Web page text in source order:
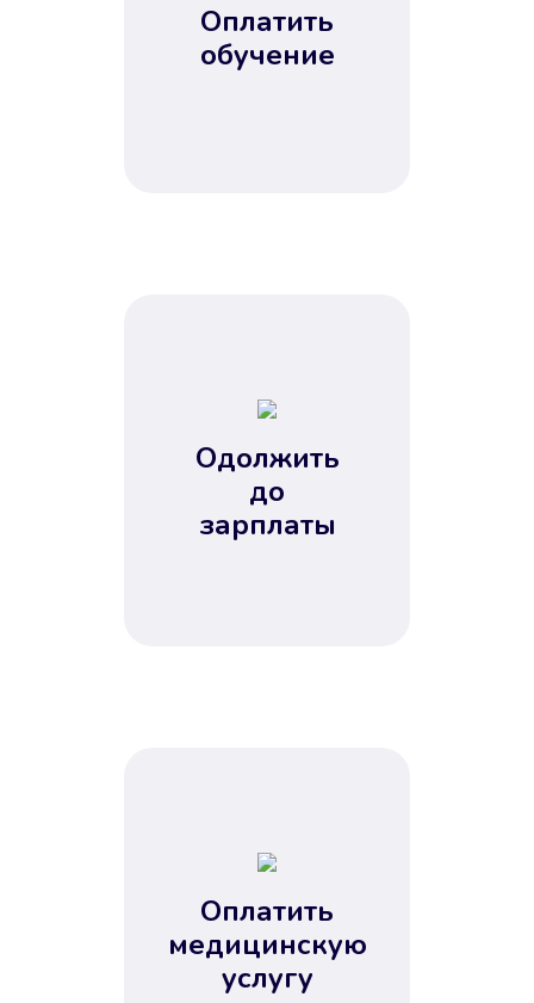
Оплатить
обучение
Одолжить
до
зарплаты
Оплатить
медицинскую
услугу